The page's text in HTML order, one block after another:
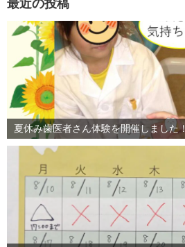
送
最近の投稿
夏休み歯医者さん体験を開催しました！